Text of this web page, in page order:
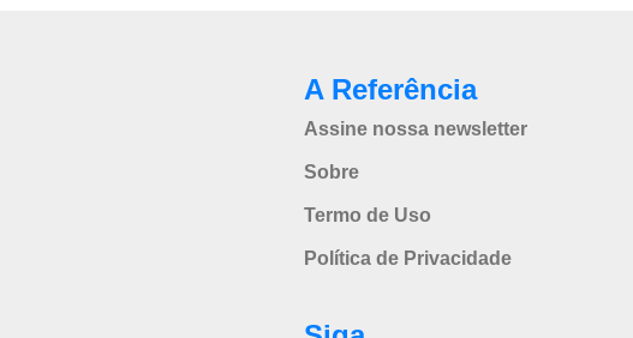
A Referência
Assine nossa newsletter
Sobre
Termo de Uso
Política de Privacidade